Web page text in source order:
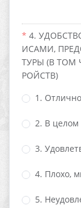
4.
ИСАМИ,
ТУРЫ (В
РОЙСТВ)
1.
2. В
3.
4. Плохо,
5.